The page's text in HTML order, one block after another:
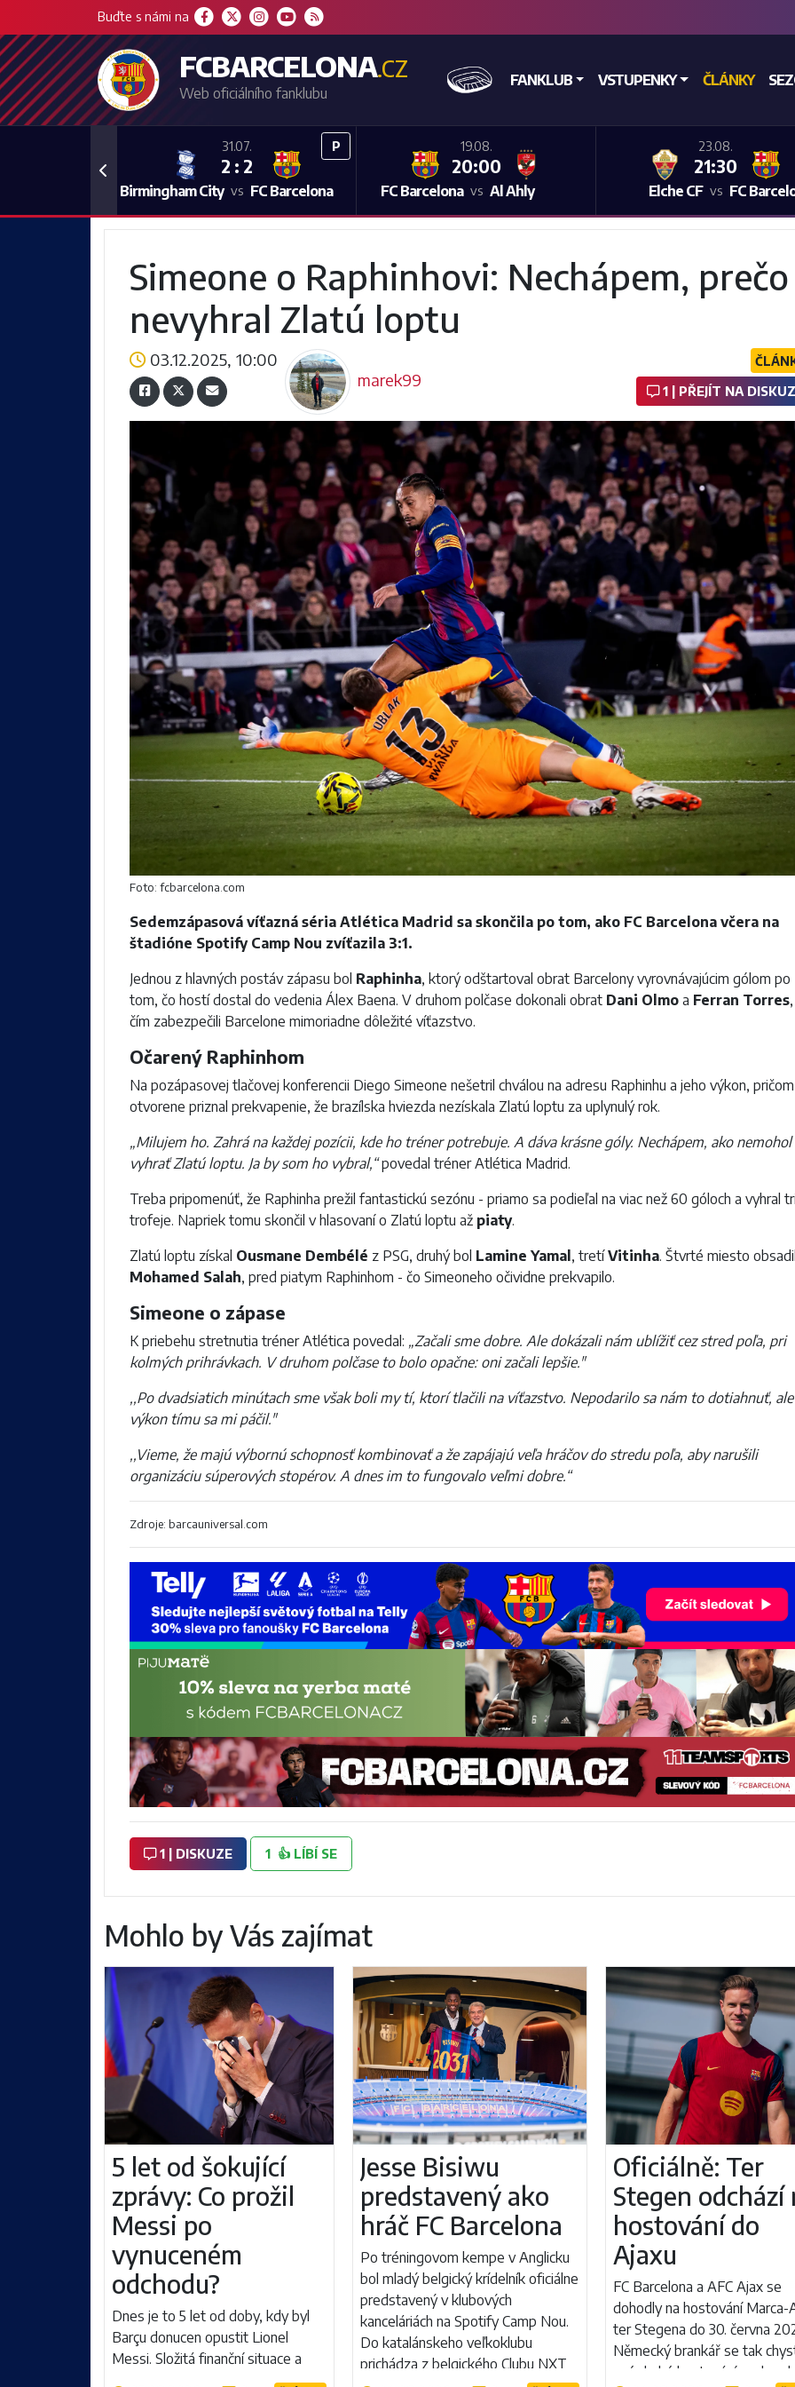
Buďte s námi na
FCBARCELONA.CZ
Web oficiálního fanklubu
DOMŮ FANKLUB VSTUPENKY ČLÁNKY
P
31.07.
2 : 2
Birmingham City vs FC Barcelona
19.08.
20:00
FC Barcelona vs Al Ahly
23.08.
21:30
Elche CF vs FC
Previous
Simeone o Raphinhovi: Nechápem, prečo
nevyhral Zlatú loptu
03.12.2025, 10:00
marek99
1 | PŘEJÍT NA
Foto: fcbarcelona.com
Sedemzápasová víťazná séria Atlética Madrid sa skončila po tom, ako FC Barcelona včera na
štadióne Spotify Camp Nou zvíťazila 3:1.
Jednou z hlavných postáv zápasu bol Raphinha, ktorý odštartoval obrat Barcelony vyrovnávajúcim gólom po
tom, čo hostí dostal do vedenia Álex Baena. V druhom polčase dokonali obrat Dani Olmo a Ferran Torres,
čím zabezpečili Barcelone mimoriadne dôležité víťazstvo.
Očarený Raphinhom
Na pozápasovej tlačovej konferencii Diego Simeone nešetril chválou na adresu Raphinhu a jeho výkon, pričom
otvorene priznal prekvapenie, že brazílska hviezda nezískala Zlatú loptu za uplynulý rok.
„Milujem ho. Zahrá na každej pozícii, kde ho tréner potrebuje. A dáva krásne góly. Nechápem, ako nemohol
vyhrať Zlatú loptu. Ja by som ho vybral,“povedal tréner Atlética Madrid.
Treba pripomenúť, že Raphinha prežil fantastickú sezónu - priamo sa podieľal na viac než 60 góloch a vyhral
trofeje. Napriek tomu skončil v hlasovaní o Zlatú loptu až piaty.
Zlatú loptu získal Ousmane Dembélé z PSG, druhý bol Lamine Yamal, tretíVitinha. Štvrté miesto
Mohamed Salah, pred piatym Raphinhom - čo Simeoneho očividne prekvapilo.
Simeone o zápase
K priebehu stretnutia tréner Atlética povedal: „Začali sme dobre. Ale dokázali nám ublížiť cez stred poľa, pri
kolmých prihrávkach. V druhom polčase to bolo opačne: oni začali lepšie."
,,Po dvadsiatich minútach sme však boli my tí, ktorí tlačili na víťazstvo. Nepodarilo sa nám to dotiahnuť, ale
výkon tímu sa mi páčil."
,,Vieme, že majú výbornú schopnosť kombinovať a že zapájajú veľa hráčov do stredu poľa, aby narušili
organizáciu súperových stopérov. A dnes im to fungovalo veľmi dobre.“
Zdroje: barcauniversal.com
1 | DISKUZE 1 👍 LÍBÍ SE
Mohlo by Vás zajímat
5 let od šokující
zprávy: Co prožil
Messi po
vynuceném
odchodu?
Dnes je to 5 let od doby, kdy byl
Barçu donucen opustit Lionel
Messi. Složitá finanční situace a
přísná pravidla LaLigy ukončily
Jesse Bisiwu
predstavený ako
hráč FC Barcelona
Po tréningovom kempe v Anglicku
bol mladý belgický krídelník oficiálne
predstavený v klubových
kanceláriách na Spotify Camp Nou.
Do katalánskeho veľkoklubu
prichádza z belgického Clubu NXT
Oficiálně: Ter
Stegen odchází
hostování do
Ajaxu
FC Barcelona a AFC Ajax se
dohodly na hostování Marca-
ter Stegena do 30. června
Německý brankář se tak
své druhé hostování pod